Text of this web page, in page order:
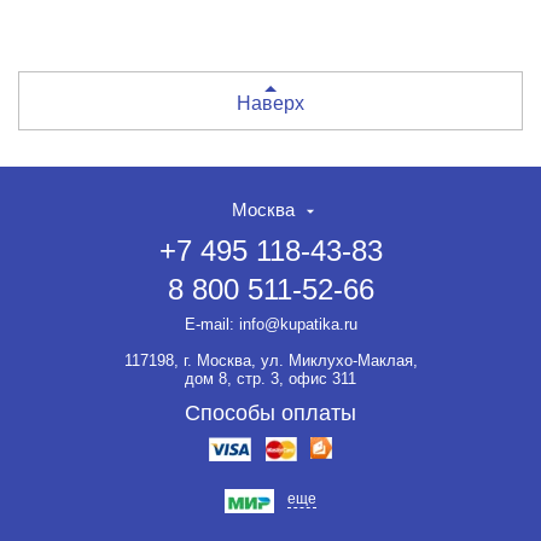
Наверх
Москва
+7 495 118-43-83
8 800 511-52-66
E-mail: info@kupatika.ru
117198, г. Москва, ул. Миклухо-Маклая,
дом 8, стр. 3, офис 311
Способы оплаты
еще